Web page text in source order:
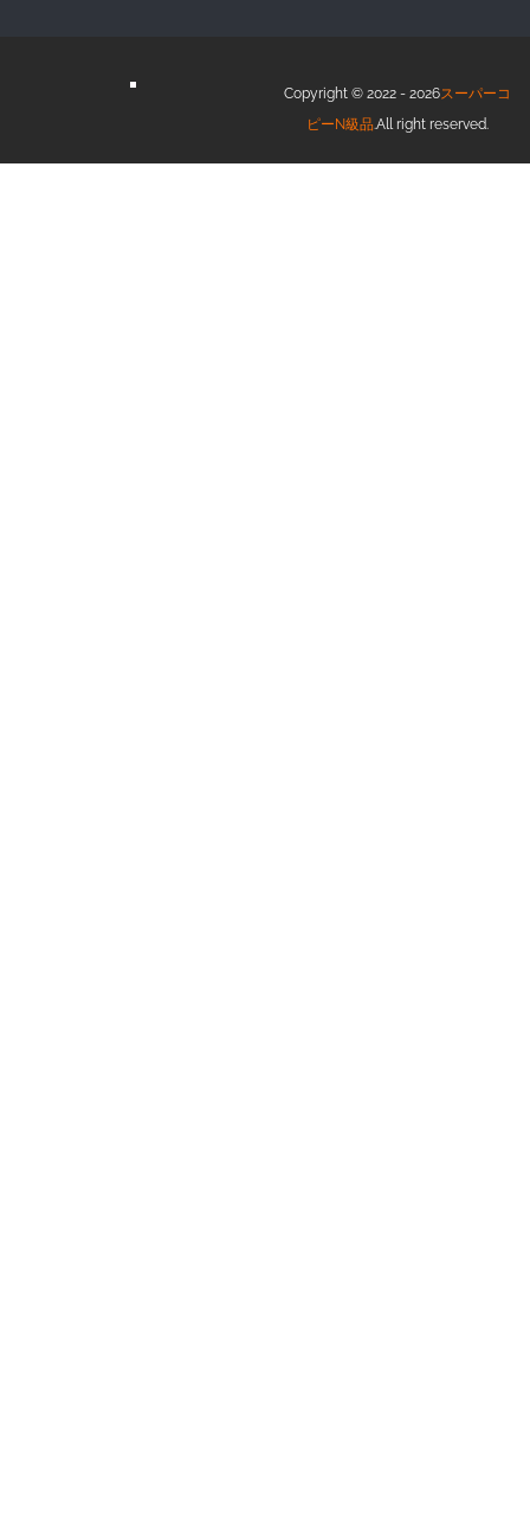
Copyright © 2022 - 2026スーパーコ
ピーN級品.All right reserved.